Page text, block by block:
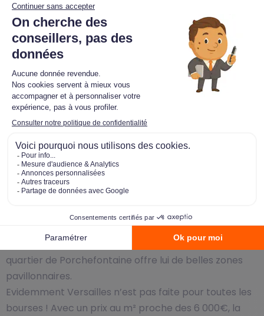
de pistes cyclables auxquels il faut ajouter les 20 km
de la piste cyclable qui ceinture la commune en
passant par son domaine forestier.
L’INSEE comptabilise 157.589 logements à Versailles.
Ce parc immobilier se compose à 74,8%
d’appartements et 24,2% de maisons. (22,7 % de T1 et
T2, 49,6 % de T3 et T4 et 26,7 % de T5 et plus. On
grande dimension ! La ville a été créée par Louis XIV et
s’articule autour de la Place d’Armes située devant le
château. Versailles compte aujourd’hui 8 quartiers qui
se concentrent à l’est de dernier et de son immense
parc. A l’image du château, la ville se constitue de
belles avenues rectilignes bordées de platanes et
d’immeubles classiques du 18ème siècle. Au-sud est, le
quartier de Porchefontaine offre lui de belles zones
pavillonnaires.
Evidemment Versailles n’est pas faite pour toutes les
bourses ! Avec un prix au m² proche des 6 000€, la